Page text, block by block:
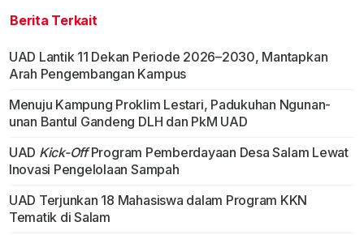
Berita Terkait
UAD Lantik 11 Dekan Periode 2026–2030, Mantapkan
Arah Pengembangan Kampus
Menuju Kampung Proklim Lestari, Padukuhan Ngunan-
unan Bantul Gandeng DLH dan PkM UAD
UAD Kick-OffProgram Pemberdayaan Desa Salam Lewat
Inovasi Pengelolaan Sampah
UAD Terjunkan 18 Mahasiswa dalam Program KKN
Tematik di Salam